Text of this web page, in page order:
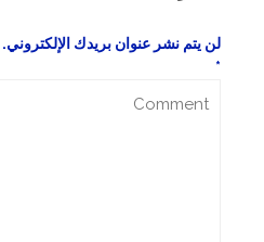
لن يتم نشر عنوان بريدك الإلكتروني.
*